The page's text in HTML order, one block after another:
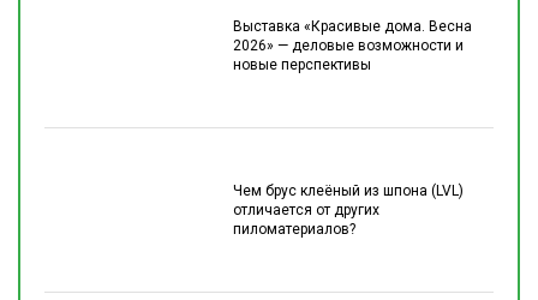
Выставка «Красивые дома. Весна
2026» — деловые возможности и
новые перспективы
Чем брус клеёный из шпона (LVL)
отличается от других
пиломатериалов?